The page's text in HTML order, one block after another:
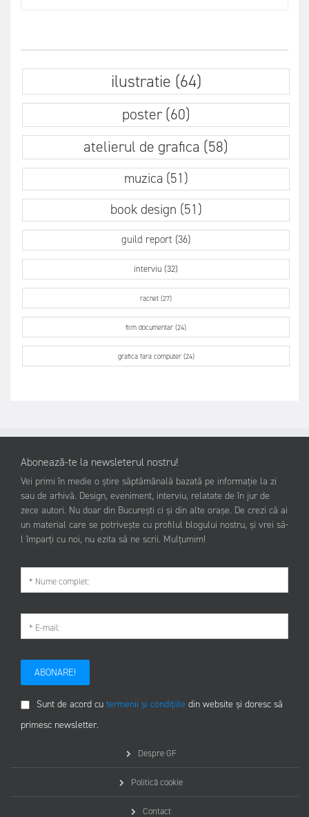
ilustratie (64)
poster (60)
atelierul de grafica (58)
muzica (51)
book design (51)
guild report (36)
interviu (32)
racnet (27)
film documentar (24)
grafica fara computer (24)
Abonează-te la newsleterul nostru!
Vei primi în medie o știre săptămânală bazată pe informație la zi
sau de arhivă. Design, eveniment, interviu, relatate de în jur de
zece autori. Nu doar din București ci și din alte orașe. De crezi că ai
un material care se potrivește cu profilul blogului nostru, și vrei să-
l împarți cu noi, nu ezita să ne scrii. Mulțumim!
ABONARE!
Sunt de acord cu termenii și condițiile din website și doresc să
primesc newsletter.
Despre GF
Politică cookie
Contact